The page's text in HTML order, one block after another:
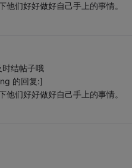
们好好做好自己手上的事情。
结帖子哦
的回复:]
们好好做好自己手上的事情。